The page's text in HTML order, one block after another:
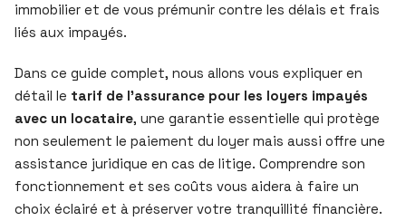
immobilier et de vous prémunir contre les délais et frais
liés aux impayés.
Dans ce guide complet, nous allons vous expliquer en
détail le tarif de l’assurance pour les loyers impayés
avec un locataire, une garantie essentielle qui protège
non seulement le paiement du loyer mais aussi offre une
assistance juridique en cas de litige. Comprendre son
fonctionnement et ses coûts vous aidera à faire un
choix éclairé et à préserver votre tranquillité financière.